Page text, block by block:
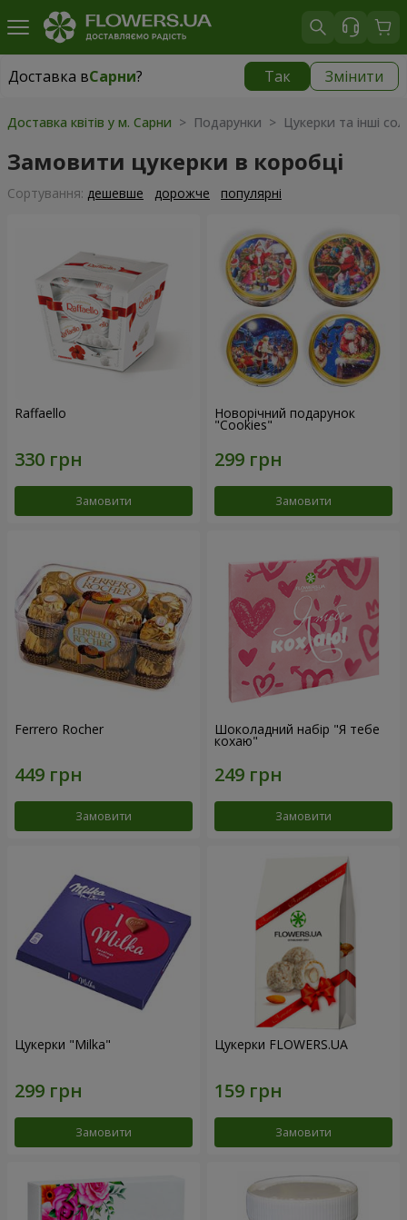
Доставка вСарни? Так Змінити
Доставка вСарни|
Доставка квітів у м. Сарни > Подарунки > Цукерки та інші
Замовити цукерки в коробці
Сортування: дешевше дорожче популярні
Raffaello
Замовити
Новорічний подарунок
"Cookies"
Замовити
Ferrero Rocher
Замовити
Шоколадний набір "Я тебе
кохаю"
Замовити
Цукерки "Milka"
Замовити
Цукерки FLOWERS.UA
Замовити